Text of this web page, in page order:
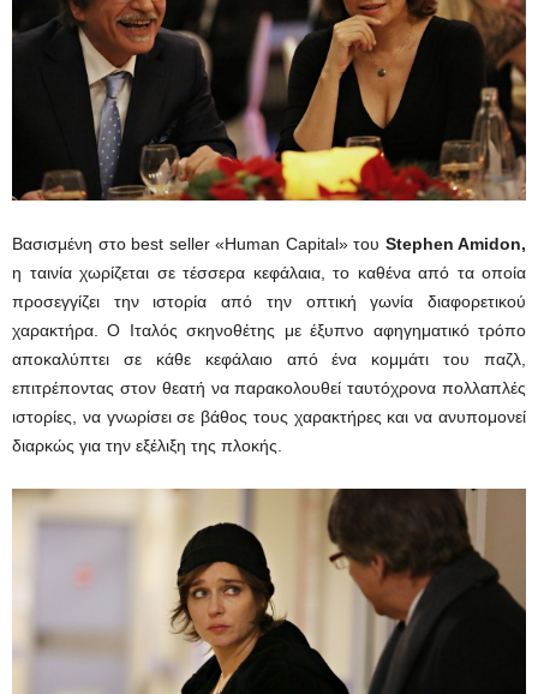
Βασισμένη στο best seller «Human Capital» του Stephen Amidon,
η ταινία χωρίζεται σε τέσσερα κεφάλαια, το καθένα από τα οποία
προσεγγίζει την ιστορία από την οπτική γωνία διαφορετικού
χαρακτήρα. Ο Ιταλός σκηνοθέτης με έξυπνο αφηγηματικό τρόπο
αποκαλύπτει σε κάθε κεφάλαιο από ένα κομμάτι του παζλ,
επιτρέποντας στον θεατή να παρακολουθεί ταυτόχρονα πολλαπλές
ιστορίες, να γνωρίσει σε βάθος τους χαρακτήρες και να ανυπομονεί
διαρκώς για την εξέλιξη της πλοκής.